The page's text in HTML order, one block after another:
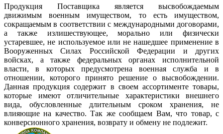
Продукция Поставщика является высвобождаемым
движимым военным имуществом, то есть имуществом,
сокращаемым в соответствии с международными договорами,
а также излишествующее, морально или физически
устаревшее, не используемое или не нашедшее применение в
Вооруженных Силах Российской Федерации и других
войсках, а также федеральных органах исполнительной
власти, в которых предусмотрена военная служба и в
отношении, которого принято решение о высвобождении.
Данная продукция содержит в своем ассортименте товары,
которые имеют отличительные характеристики внешнего
вида, обусловленные длительным сроком хранения, не
влияющие на качество. Так же сообщаем Вам, что товар, с
конверсионного хранения, возврату и обмену не подлежит.